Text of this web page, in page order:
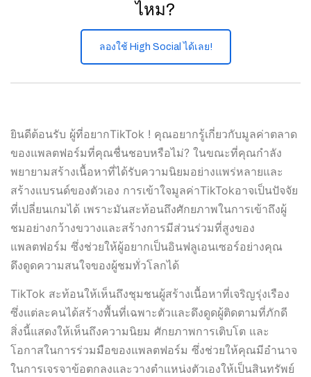
ไหม?
ลองใช้ High Social ได้เลย!
ยินดีต้อนรับ ผู้ที่อยากTikTok ! คุณอยากรู้เกี่ยวกับมูลค่าตลาด
ของแพลตฟอร์มที่คุณชื่นชอบหรือไม่? ในขณะที่คุณกำลัง
พยายามสร้างเนื้อหาที่ได้รับความนิยมอย่างแพร่หลายและ
สร้างแบรนด์ของตัวเอง การเข้าใจมูลค่าTikTokอาจเป็นปัจจัย
ที่เปลี่ยนเกมได้ เพราะมันสะท้อนถึงศักยภาพในการเข้าถึงผู้
ชมอย่างกว้างขวางและสร้างการมีส่วนร่วมที่สูงของ
แพลตฟอร์ม ซึ่งช่วยให้ผู้อยากเป็นอินฟลูเอนเซอร์อย่างคุณ
ดึงดูดความสนใจของผู้ชมทั่วโลกได้
TikTok สะท้อนให้เห็นถึงชุมชนผู้สร้างเนื้อหาที่เจริญรุ่งเรือง
ซึ่งแต่ละคนได้สร้างพื้นที่เฉพาะตัวและดึงดูดผู้ติดตามที่ภักดี
สิ่งนี้แสดงให้เห็นถึงความนิยม ศักยภาพการเติบโต และ
โอกาสในการร่วมมือของแพลตฟอร์ม ซึ่งช่วยให้คุณมีอำนาจ
ในการเจรจาข้อตกลงและวางตำแหน่งตัวเองให้เป็นสินทรัพย์